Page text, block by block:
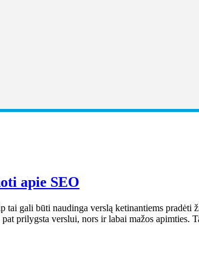
apie SEO
gali būti naudinga verslą ketinantiems
prilygsta verslui, nors ir labai mažos apimties.